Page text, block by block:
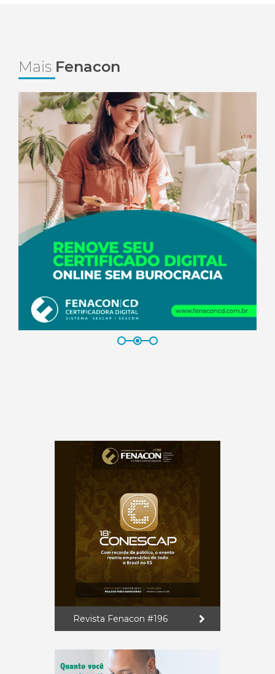
Mais Fenacon
Revista Fenacon #196